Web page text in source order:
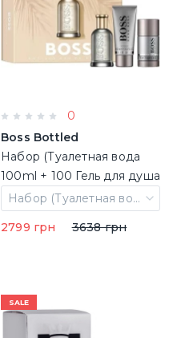
0
Boss Bottled
Набор (Туалетная вода
100ml + 100 Гель для душа
+ 75 ml Твердый
дезодорант)
Набор (Туалетная вода 100ml + 100 Гель для душа + 75 ml Твердый дезодорант)
2799 грн
3638 грн
SALE